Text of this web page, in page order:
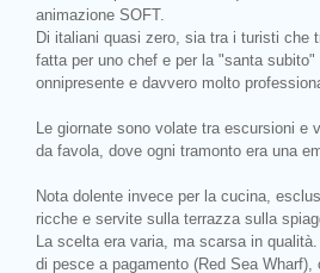
animazione SOFT.
Di italiani quasi zero, sia tra i turisti che
fatta per uno chef e per la "santa
onnipresente e davvero molto
Le giornate sono volate tra escursioni e
da favola, dove ogni tramonto era una
Nota dolente invece per la cucina,
ricche e servite sulla terrazza sulla
La scelta era varia, ma scarsa in
di pesce a pagamento (Red Sea Wharf),